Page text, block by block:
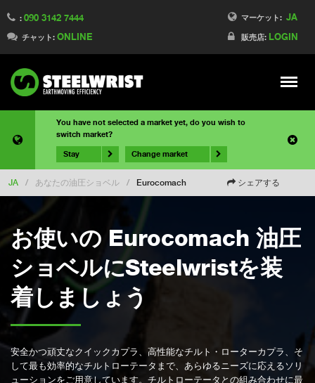
マーケット: JA
販売店: LOGIN
: 090 3142 7444
チャット: ONLINE
Meny
You have not selected a market yet, do you wish to
switch market?
Stay Change market
JA / あなたの油圧ショベル / Eurocomach シェアする
お使いの Eurocomach 油圧
ショベルにSteelwristを装
着しましょう
安全かつ頑丈なクイックカプラ、高性能なチルト・ローターカプラ、そ
して最も効率的なチルトローテータまで、あらゆるニーズに応えるソリ
ューションをご用意しています。チルトローテータとの組み合わせに最